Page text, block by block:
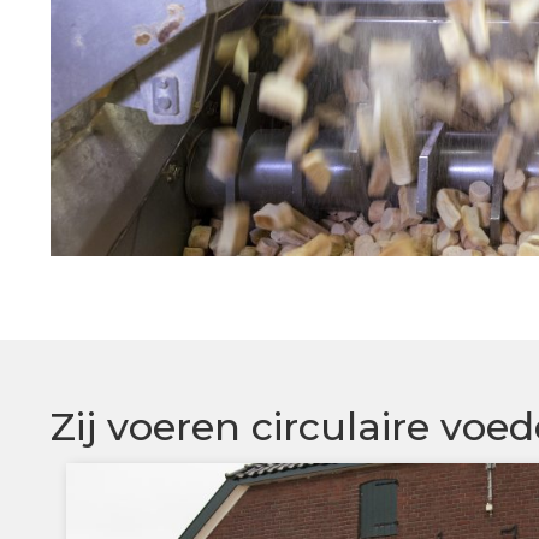
Zij voeren circulaire